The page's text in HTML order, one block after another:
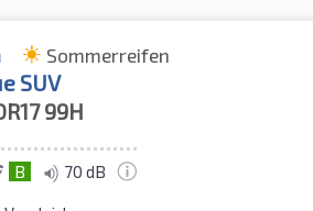
Sommerreifen
SUV
99H
B 70 dB